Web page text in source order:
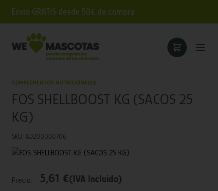
Envío GRATIS desde 50€ de compra
COMPLEMENTOS NUTRICIONALES
FOS SHELLBOOST KG (SACOS 25
KG)
SKU: AD200000706
Precio: 5,61 €(IVA Incluido)